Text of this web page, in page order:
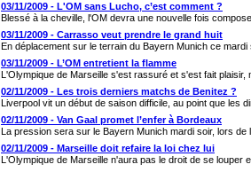
03/11/2009 - L'OM sans Lucho, c’est comment ?
Blessé à la cheville, l'OM devra une nouvelle fois
03/11/2009 - Carrasso veut prendre le grand huit
En déplacement sur le terrain du Bayern Munich ce mardi
03/11/2009 - L’OM entretient la flamme
L'Olympique de Marseille s'est rassuré et s'est fait plaisir,
02/11/2009 - Les trois derniers matchs de Benitez ?
Liverpool vit un début de saison difficile, au point que les
02/11/2009 - Van Gaal promet l’enfer à Bordeaux
La pression sera sur le Bayern Munich mardi soir, lors de
02/11/2009 - Marseille doit refaire la loi chez lui
L'Olympique de Marseille n'aura pas le droit de se louper